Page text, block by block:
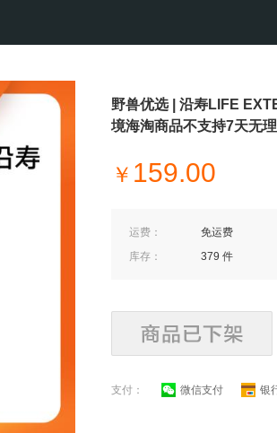
野兽优选 | 沿寿LIFE
境海淘商品不支持7天无理
￥ 159.00
运费：
免运费
库存：
379 件
支付： 微信支付 银